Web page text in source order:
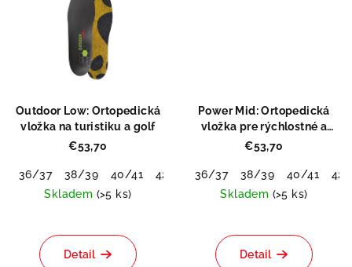
Outdoor Low: Ortopedická
vložka na turistiku a golf
€53,70
36/37 38/39 40/41 42/43 44/45
46/48
Skladem (>5 ks)
Detail
Power Mid: Ortopedická
vložka pre rýchlostné a
silové športy
€53,70
36/37 38/39 40/41
42/
Skladem (>5 ks)
hodnotenie
produktu
Detail